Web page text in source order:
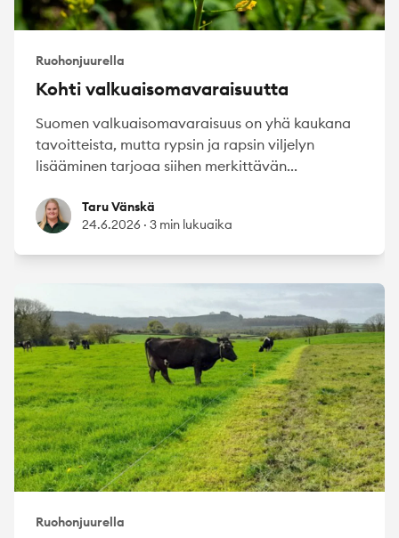
Ruohonjuurella
Kohti valkuaisomavaraisuutta
Suomen valkuaisomavaraisuus on yhä kaukana
tavoitteista, mutta rypsin ja rapsin viljelyn
lisääminen tarjoaa siihen merkittävän...
Taru VänskäTaru Vänskä
24.6.2026 · 3 min lukuaika
Ruohonjuurella